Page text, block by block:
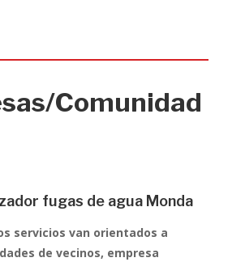
Comunidad
fugas de agua Monda
servicios van orientados a
de vecinos, empresa